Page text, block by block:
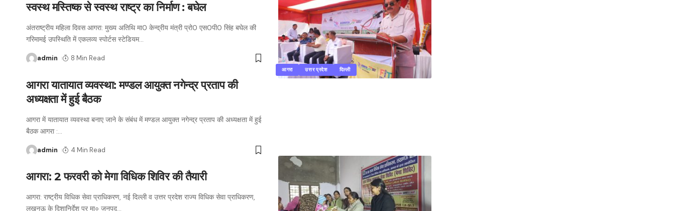
आगरा उत्तर प्रदेश दिल्ली
स्वस्थ मस्तिष्क से स्वस्थ राष्ट्र का निर्माण : बघेल
अंतराष्ट्रीय महिला दिवस आगरा: मुख्य अतिथि मा0 केन्द्रीय मंत्री प्रो0 एस0पी0 सिंह बघेल की
गरिमामई उपस्थिति में एकलव्य स्पोर्टस स्टेडियम…
admin 8 Min Read
आगरा यातायात व्यवस्था: मण्डल आयुक्त नगेन्द्र प्रताप की
अध्यक्षता में हुई बैठक
आगरा में यातायात व्यवस्था बनाए जाने के संबंध में मण्डल आयुक्त नगेन्द्र प्रताप की अध्यक्षता में हुई
बैठक आगरा :
admin 4 Min Read
आगरा: 2 फरवरी को मेगा विधिक शिविर की तैयारी
आगरा: राष्ट्रीय विधिक सेवा प्राधिकरण, नई दिल्ली व उत्तर प्रदेश राज्य विधिक सेवा प्राधिकरण,
लखनऊ के दिशानिर्देश पर मा० जनपद…